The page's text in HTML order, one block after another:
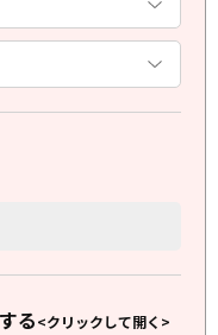
る<クリックして開く>